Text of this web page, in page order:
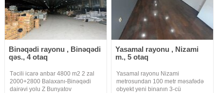
Binəqədi rayonu , Binəqədi
qəs., 4 otaq
Təcili icarə anbar 4800 m2 2 zal
2000+2800 Balaxanı-Binəqədi
dairəvi yolu Z Bunyatov
Yasamal rayonu , Nizami
m., 5 otaq
Yasamal rayonu Nizami
metrosundan 100 metr məsafədə
obyekt yeni binanın 3-cü